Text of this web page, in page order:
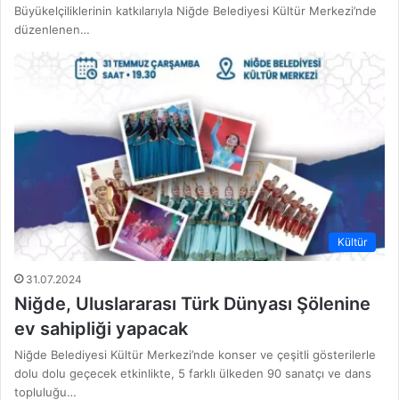
Büyükelçiliklerinin katkılarıyla Niğde Belediyesi Kültür Merkezi’nde
düzenlenen…
Kültür
31.07.2024
Niğde, Uluslararası Türk Dünyası Şölenine
ev sahipliği yapacak
Niğde Belediyesi Kültür Merkezi’nde konser ve çeşitli gösterilerle
dolu dolu geçecek etkinlikte, 5 farklı ülkeden 90 sanatçı ve dans
topluluğu…